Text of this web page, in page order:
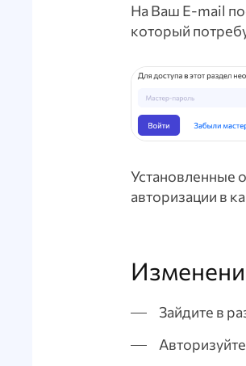
На Ваш E-mail
который
Установленные
авторизации в
Зайдите в